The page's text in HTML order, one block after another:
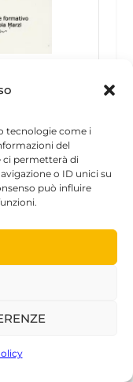
tecnologie come i
del
ci permetterà di
o ID unici su
può influire
Foto